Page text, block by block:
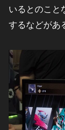
いるとのこと
するなどがあ